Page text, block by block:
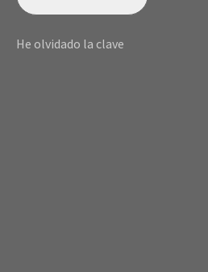
He olvidado la clave